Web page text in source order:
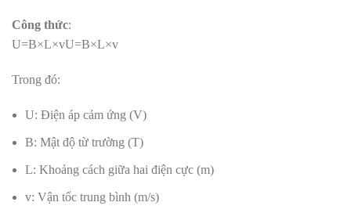
Công thức:
U=B×L×vU=B×L×v
Trong đó:
U: Điện áp cảm ứng (V)
B: Mật độ từ trường (T)
L: Khoảng cách giữa hai điện cực (m)
v: Vận tốc trung bình (m/s)